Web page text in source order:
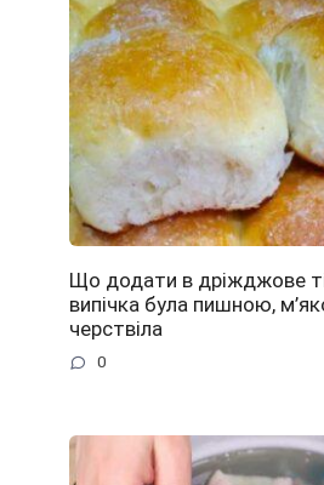
Що додати в дріжджове
випічка була пишною,
черствіла
0